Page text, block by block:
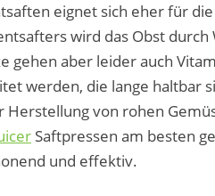
eignet sich eher für
wird das Obst
gehen aber leider auch
werden, die lange haltbar
Herstellung von rohen
Saftpressen am besten
und effektiv.